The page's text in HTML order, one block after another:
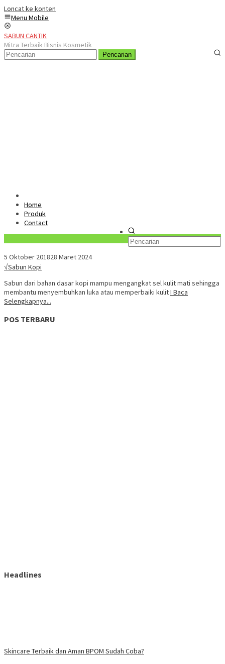
Loncat ke konten
Menu Mobile
SABUN CANTIK
Mitra Terbaik Bisnis Kosmetik
Pencarian
Home
Produk
Contact
5 Oktober 201828 Maret 2024
√Sabun Kopi
Sabun dari bahan dasar kopi mampu mengangkat sel kulit mati sehingga
membantu menyembuhkan luka atau memperbaiki kulitI Baca
Selengkapnya...
POS TERBARU
Headlines
Skincare Terbaik dan Aman BPOM Sudah Coba?